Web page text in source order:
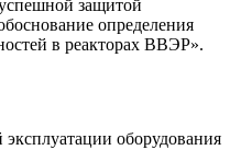
защитой
определения
в реакторах ВВЭР».
оборудования